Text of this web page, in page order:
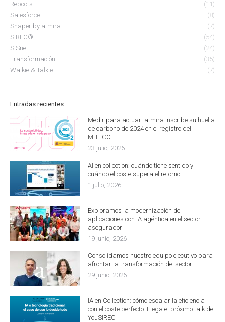
Reboots
(11)
Salesforce
(8)
Shaper by atmira
(7)
SIREC®
(54)
SISnet
(24)
Transformación
(35)
Walkie & Talkie
(7)
Entradas recientes
Medir para actuar: atmira inscribe su huella
de carbono de 2024 en el registro del
MITECO
23 julio, 2026
AI en collection: cuándo tiene sentido y
cuándo el coste supera el retorno
1 julio, 2026
Exploramos la modernización de
aplicaciones con IA agéntica en el sector
asegurador
19 junio, 2026
Consolidamos nuestro equipo ejecutivo para
afrontar la transformación del sector
29 junio, 2026
IA en Collection: cómo escalar la eficiencia
con el coste perfecto. Llega el próximo talk de
YouSIREC